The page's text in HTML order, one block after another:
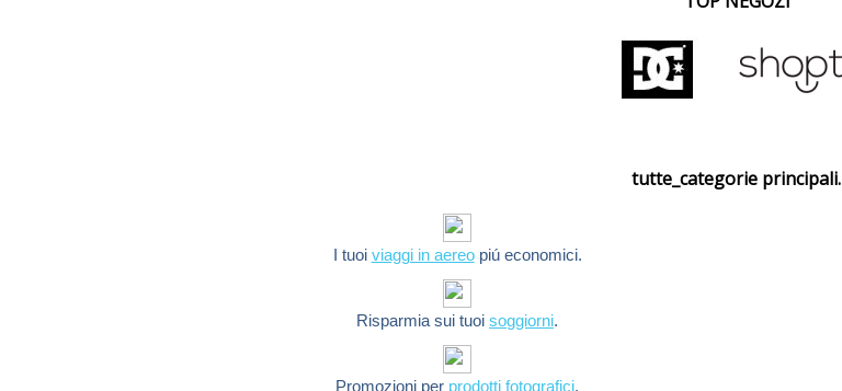
tutte_categorie principali.
I tuoi viaggi in aereopiú economici.
Risparmia sui tuoisoggiorni.
Promozioni per prodotti fotografici.